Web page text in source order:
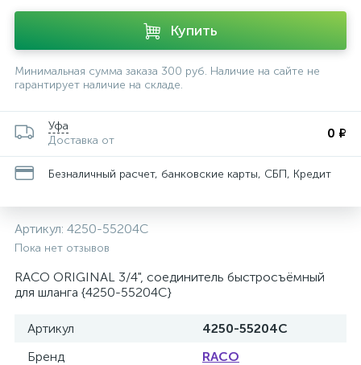
Купить
Минимальная сумма заказа 300 руб. Наличие на сайте не
гарантирует наличие на складе.
Уфа
Доставка от
0 ₽
Безналичный расчет, банковские карты, СБП, Кредит
Артикул: 4250-55204C
Пока нет отзывов
RACO ORIGINAL 3/4", соединитель быстросъёмный
для шланга {4250-55204C}
Артикул
4250-55204C
Бренд
RACO